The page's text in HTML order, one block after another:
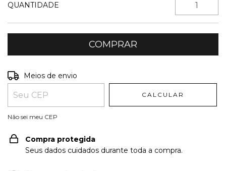
QUANTIDADE
Entregas para o CEP:
Meios de envio
CALCULAR
Não sei meu CEP
Compra protegida
Seus dados cuidados durante toda a compra.